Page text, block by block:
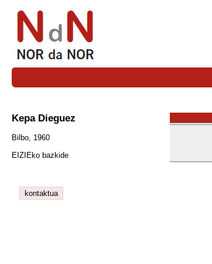
Kepa Dieguez
Bilbo, 1960
EIZIEko bazkide
kontaktua